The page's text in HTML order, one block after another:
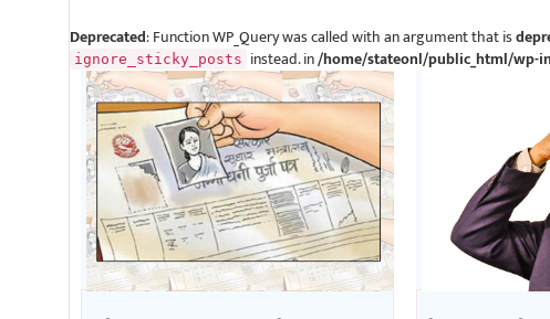
Deprecated: Function WP_Query was called with an argument that is
ignore_sticky_posts instead. in/home/stateonl/public_html/wp-